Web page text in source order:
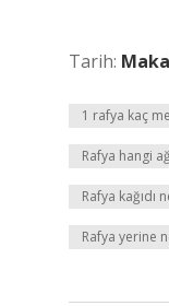
Tarih:
1 rafya kaç
Rafya hangi
Rafya kağıdı
Rafya yerine